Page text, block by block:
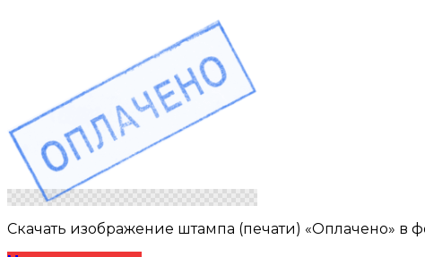
Скачать изображение штампа (печати) «Оплачено» в